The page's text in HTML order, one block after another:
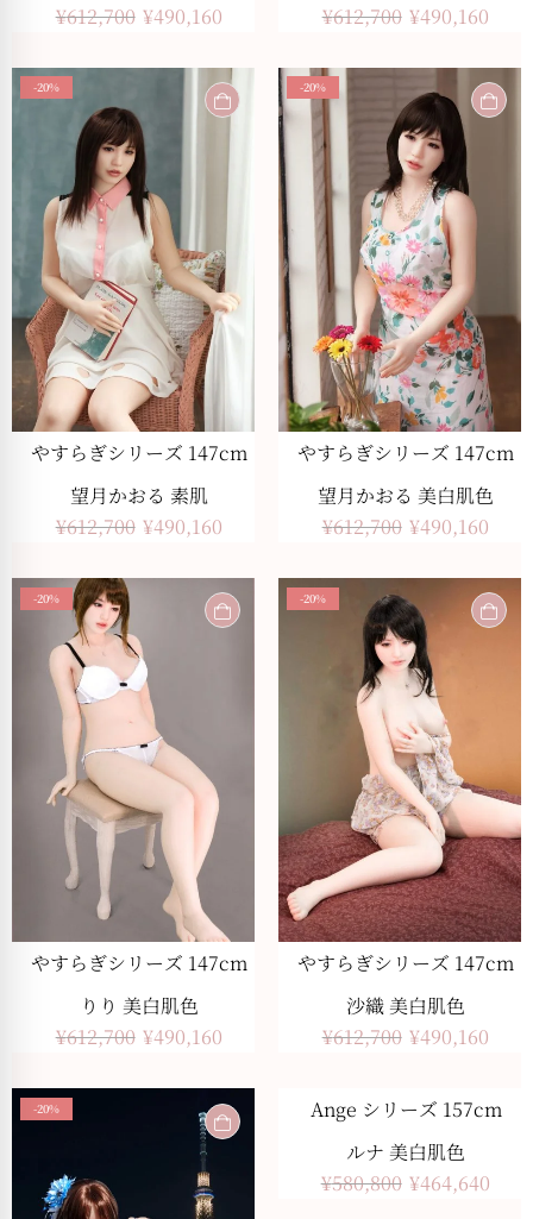
¥612,700 ¥490,160
¥612,700 ¥490,160
-20%
やすらぎシリーズ 147cm
望月かおる 素肌
¥612,700 ¥490,160
-20%
やすらぎシリーズ 147cm
望月かおる 美白肌色
¥612,700 ¥490,160
-20%
やすらぎシリーズ 147cm
りり 美白肌色
¥612,700 ¥490,160
-20%
やすらぎシリーズ 147cm
沙織 美白肌色
¥612,700 ¥490,160
-20% -20%
Ange シリーズ 157cm
ルナ 美白肌色
¥580,800 ¥464,640